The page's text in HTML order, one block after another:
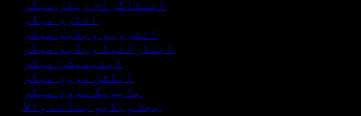
انسٹاگرام ریلز میکر
انٹرو میکر
انٹرویو ویڈیو میکر
اینڈرائیڈ ویڈیو میکر
اینیمیشن میکر
ایکشن مووی میکر
بایوپک مووی میکر
بجٹ ویڈیو بنانے والا